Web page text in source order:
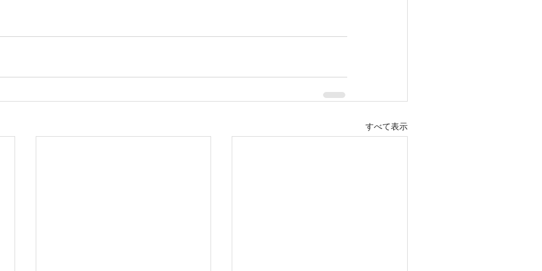
すべて表示